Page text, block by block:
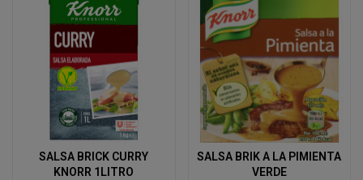
SALSA BRICK CURRY
KNORR 1LITRO
SALSA BRIK A LA PIMIENTA
VERDE